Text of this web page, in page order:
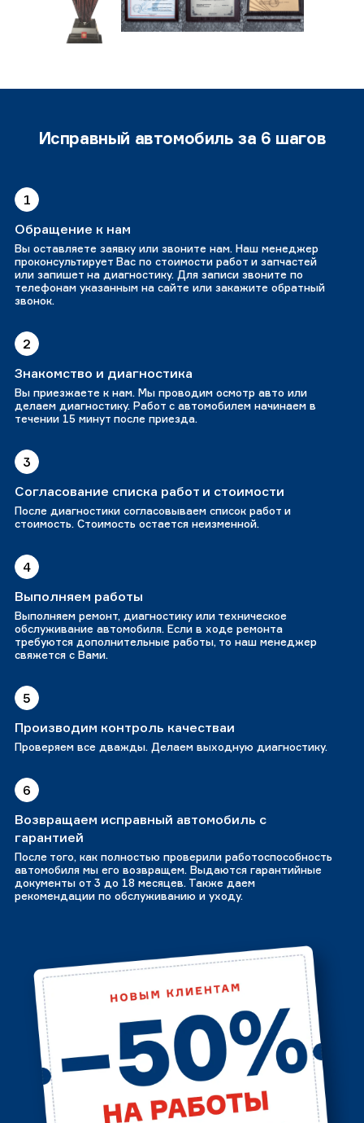
Исправный автомобиль за 6 шагов
1
Обращение к нам
Вы оставляете заявку или звоните нам. Наш менеджер
проконсультирует Вас по стоимости работ и запчастей
или запишет на диагностику. Для записи звоните по
телефонам указанным на сайте или закажите обратный
звонок.
2
Знакомство и диагностика
Вы приезжаете к нам. Мы проводим осмотр авто или
делаем диагностику. Работ с автомобилем начинаем в
течении 15 минут после приезда.
3
Согласование списка работ и стоимости
После диагностики согласовываем список работ и
стоимость. Стоимость остается неизменной.
4
Выполняем работы
Выполняем ремонт, диагностику или техническое
обслуживание автомобиля. Если в ходе ремонта
требуются дополнительные работы, то наш менеджер
свяжется с Вами.
5
Производим контроль качестваи
Проверяем все дважды. Делаем выходную диагностику.
6
Возвращаем исправный автомобиль с
гарантией
После того, как полностью проверили работоспособность
автомобиля мы его возвращем. Выдаются гарантийные
документы от 3 до 18 месяцев. Также даем
рекомендации по обслуживанию и уходу.